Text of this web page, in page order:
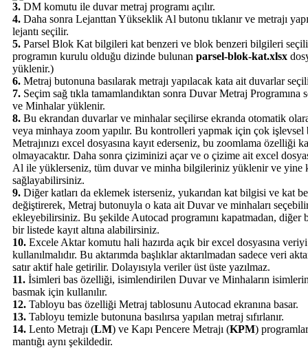
3. DM komutu ile duvar metraj programı açılır.
4. Daha sonra Lejanttan Yükseklik Al butonu tıklanır ve metrajı
lejantı seçilir.
5. Parsel Blok Kat bilgileri kat benzeri ve blok benzeri bilgileri
programın kurulu olduğu dizinde bulunan parsel-blok-kat.xlsx
yüklenir.)
6. Metraj butonuna basılarak metrajı yapılacak kata ait duvarlar
7. Seçim sağ tıkla tamamlandıktan sonra Duvar Metraj Programına
ve Minhalar yüklenir.
8. Bu ekrandan duvarlar ve minhalar seçilirse ekranda otomatik
veya minhaya zoom yapılır. Bu kontrolleri yapmak için çok
Metrajınızı excel dosyasına kayıt ederseniz, bu zoomlama özelliği
olmayacaktır. Daha sonra çiziminizi açar ve o çizime ait excel
Al ile yüklerseniz, tüm duvar ve minha bilgileriniz yüklenir ve yine
sağlayabilirsiniz.
9. Diğer katları da eklemek isterseniz, yukarıdan kat bilgisi ve kat
değiştirerek, Metraj butonuyla o kata ait Duvar ve minhaları
ekleyebilirsiniz. Bu şekilde Autocad programını kapatmadan, diğer
bir listede kayıt altına alabilirsiniz.
10. Excele Aktar komutu hali hazırda açık bir excel dosyasına
kullanılmalıdır. Bu aktarımda başlıklar aktarılmadan sadece veri
satır aktif hale getirilir. Dolayısıyla veriler üst üste yazılmaz.
11. İsimleri bas özelliği, isimlendirilen Duvar ve Minhaların
basmak için kullanılır.
12. Tabloyu bas özelliği Metraj tablosunu Autocad ekranına basar.
13. Tabloyu temizle butonuna basılırsa yapılan metraj sıfırlanır.
14. Lento Metrajı (LM) ve Kapı Pencere Metrajı (KPM)
mantığı aynı şekildedir.